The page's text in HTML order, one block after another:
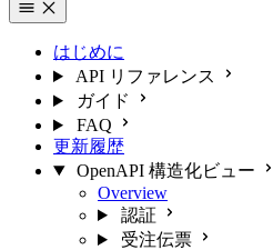
はじめに
API リファレンス
ガイド
FAQ
更新履歴
OpenAPI 構造化ビュー
Overview
認証
受注伝票